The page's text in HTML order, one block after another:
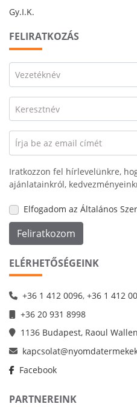
Gy.I.K.
FELIRATKOZÁS
Vezetéknév
Keresztnév
Írja be az email címét
Iratkozzon fel hírlevelünkre,
ajánlatainkról,
Elfogadom az Általános
Feliratkozom
ELÉRHETŐSÉGEINK
+36 1 412 0096, +36 1 412
+36 20 931 8998
1136 Budapest, Raoul
Facebook
PARTNEREINK